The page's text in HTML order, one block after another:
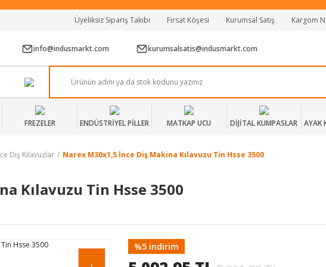
Tüm Alışverişlerde Vade Farksız 2 Taksit!
Mağazadan Teslim & Kolay İade
Üyeliksiz Sipariş Takibi Fırsat Köşesi Kurumsal Satış Kargom
info@indusmarkt.com kurumsalsatis@indusmarkt.com
FREZELER ENDÜSTRİYEL PİLLER MATKAP UCU DİJİTAL KUMPASLAR AYAK
Diş Kılavuzlar Narex M30x1,5 İnce Diş Makina Kılavuzu Tin Hsse 3500
Kılavuzu Tin Hsse 3500
%5 indirim